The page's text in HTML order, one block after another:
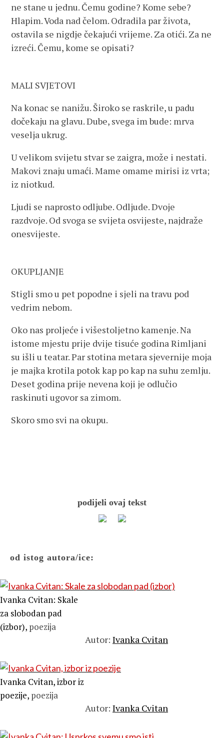
ne stane u jednu. Čemu godine? Kome sebe?
Hlapim. Voda nad čelom. Odradila par života,
ostavila se nigdje čekajući vrijeme. Za otići. Za ne
izreći. Čemu, kome se opisati?
MALI SVJETOVI
Na konac se nanižu. Široko se raskrile, u padu
dočekaju na glavu. Dube, svega im bude: mrva
veselja ukrug.
U velikom svijetu stvar se zaigra, može i nestati.
Makovi znaju umaći. Mame omame mirisi iz vrta;
iz niotkud.
Ljudi se naprosto odljube. Odljude. Dvoje
razdvoje. Od svoga se svijeta osvijeste, najdraže
onesvijeste.
OKUPLJANJE
Stigli smo u pet popodne i sjeli na travu pod
vedrim nebom.
Oko nas proljeće i višestoljetno kamenje. Na
istome mjestu prije dvije tisuće godina Rimljani
su išli u teatar. Par stotina metara sjevernije moja
je majka krotila potok kap po kap na suhu zemlju.
Deset godina prije nevena koji je odlučio
raskinuti ugovor sa zimom.
Skoro smo svi na okupu.
podijeli ovaj tekst
od istog autora/ice:
Ivanka Cvitan: Skale
za slobodan pad
(izbor), poezija
Autor: Ivanka Cvitan
Ivanka Cvitan, izbor iz
poezije, poezija
Autor: Ivanka Cvitan